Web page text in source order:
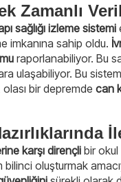
Zamanlı
sağlığı izleme sistemi
imkanına sahip oldu.
raporlanabiliyor. Bu
ulaşabiliyor. Bu sistem,
bir depremde can
karşı dirençli bir okul
bilinci oluşturmak